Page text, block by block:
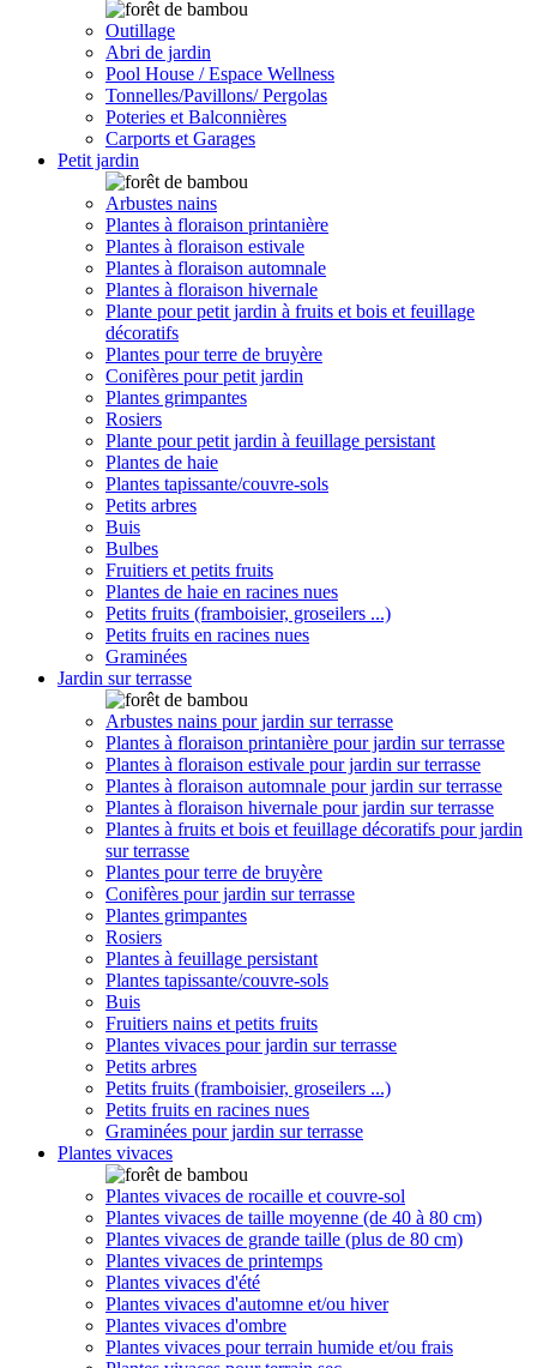
Outillage
Abri de jardin
Pool House / Espace Wellness
Tonnelles/Pavillons/ Pergolas
Poteries et Balconnières
Carports et Garages
Petit jardin
Arbustes nains
Plantes à floraison printanière
Plantes à floraison estivale
Plantes à floraison automnale
Plantes à floraison hivernale
Plante pour petit jardin à fruits et bois et feuillage
décoratifs
Plantes pour terre de bruyère
Conifères pour petit jardin
Plantes grimpantes
Rosiers
Plante pour petit jardin à feuillage persistant
Plantes de haie
Plantes tapissante/couvre-sols
Petits arbres
Buis
Bulbes
Fruitiers et petits fruits
Plantes de haie en racines nues
Petits fruits (framboisier, groseilers ...)
Petits fruits en racines nues
Graminées
Jardin sur terrasse
Arbustes nains pour jardin sur terrasse
Plantes à floraison printanière pour jardin sur terrasse
Plantes à floraison estivale pour jardin sur terrasse
Plantes à floraison automnale pour jardin sur terrasse
Plantes à floraison hivernale pour jardin sur terrasse
Plantes à fruits et bois et feuillage décoratifs pour jardin
sur terrasse
Plantes pour terre de bruyère
Conifères pour jardin sur terrasse
Plantes grimpantes
Rosiers
Plantes à feuillage persistant
Plantes tapissante/couvre-sols
Buis
Fruitiers nains et petits fruits
Plantes vivaces pour jardin sur terrasse
Petits arbres
Petits fruits (framboisier, groseilers ...)
Petits fruits en racines nues
Graminées pour jardin sur terrasse
Plantes vivaces
Plantes vivaces de rocaille et couvre-sol
Plantes vivaces de taille moyenne (de 40 à 80 cm)
Plantes vivaces de grande taille (plus de 80 cm)
Plantes vivaces de printemps
Plantes vivaces d'été
Plantes vivaces d'automne et/ou hiver
Plantes vivaces d'ombre
Plantes vivaces pour terrain humide et/ou frais